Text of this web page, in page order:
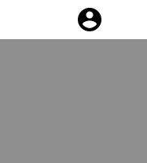
account_circle